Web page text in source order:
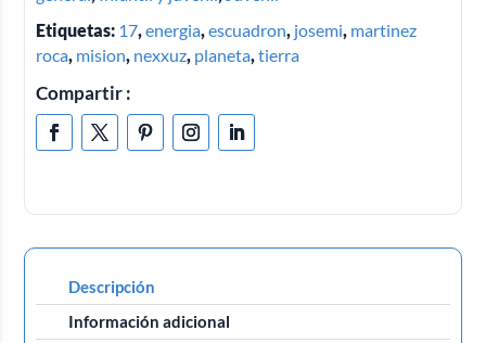
Etiquetas: 17,energia,escuadron, josemi, martinez
roca, mision, nexxuz, planeta,tierra
Compartir :
Descripción
Información adicional